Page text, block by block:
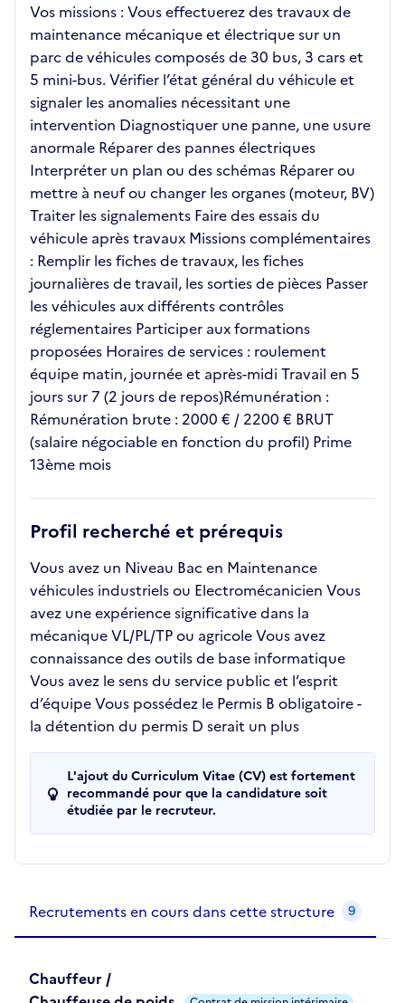
Vos missions : Vous effectuerez des travaux de
maintenance mécanique et électrique sur un
parc de véhicules composés de 30 bus, 3 cars et
5 mini-bus. Vérifier l’état général du véhicule et
signaler les anomalies nécessitant une
intervention Diagnostiquer une panne, une usure
anormale Réparer des pannes électriques
Interpréter un plan ou des schémas Réparer ou
mettre à neuf ou changer les organes (moteur, BV)
Traiter les signalements Faire des essais du
véhicule après travaux Missions complémentaires
: Remplir les fiches de travaux, les fiches
journalières de travail, les sorties de pièces Passer
les véhicules aux différents contrôles
réglementaires Participer aux formations
proposées Horaires de services : roulement
équipe matin, journée et après-midi Travail en 5
jours sur 7 (2 jours de repos)Rémunération :
Rémunération brute : 2000 € / 2200 € BRUT
(salaire négociable en fonction du profil) Prime
13ème mois
Profil recherché et prérequis
Vous avez un Niveau Bac en Maintenance
véhicules industriels ou Electromécanicien Vous
avez une expérience significative dans la
mécanique VL/PL/TP ou agricole Vous avez
connaissance des outils de base informatique
Vous avez le sens du service public et l’esprit
d’équipe Vous possédez le Permis B obligatoire -
la détention du permis D serait un plus
L'ajout du Curriculum Vitae (CV) est fortement
recommandé pour que la candidature soit
étudiée par le recruteur.
Recrutements en cours dans cette structure 9
Chauffeur /